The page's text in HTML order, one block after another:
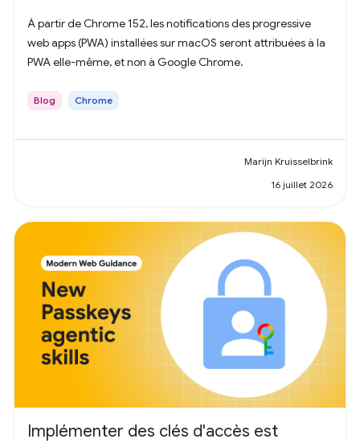
À partir de Chrome 152, les notifications des progressive
web apps (PWA) installées sur macOS seront attribuées à la
PWA elle-même, et non à Google Chrome.
Blog Chrome
Marijn Kruisselbrink
16 juillet 2026
Implémenter des clés d'accès est